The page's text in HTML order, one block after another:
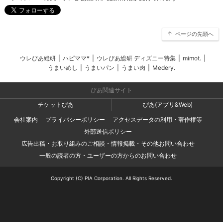
ページの先頭へ
ウレぴあ総研 ハピママ* ウレぴあ総研 ディズニー特集 mimot.
うまいめし
うまいパン うまい肉 Medery.
ぴあ関連サイト
チケットぴあ
ぴあ(アプリ&Web)
会社案内
プライバシーポリシー
アクセスデータの利用・著作権等
外部送信ポリシー
広告出稿・お取り組みのご相談・情報掲載・その他お問い合わせ
一般の読者の方・ユーザーの方からのお問い合わせ
Copyright (C) PIA Corporation. All Rights Reserved.